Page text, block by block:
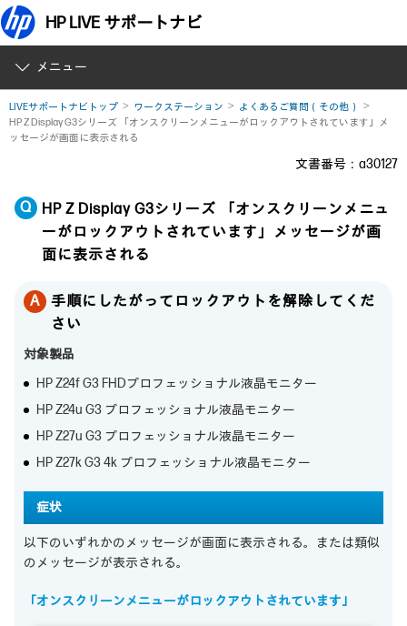
HP LIVE サポートナビ
メニュー
LIVEサポートナビトップ ワークステーション
よくあるご質問（その他）
HP Z Display G3シリーズ 「オンスクリーンメニューがロックアウトされています」メ
ッセージが画面に表示される
文書番号：a30127
HP Z Display G3シリーズ 「オンスクリーンメニュ
ーがロックアウトされています」メッセージが画
面に表示される
手順にしたがってロックアウトを解除してくだ
さい
対象製品
HP Z24f G3 FHDプロフェッショナル液晶モニター
HP Z24u G3 プロフェッショナル液晶モニター
HP Z27u G3 プロフェッショナル液晶モニター
HP Z27k G3 4k プロフェッショナル液晶モニター
症状
以下のいずれかのメッセージが画面に表示される。または類似
のメッセージが表示される。
「オンスクリーンメニューがロックアウトされています」